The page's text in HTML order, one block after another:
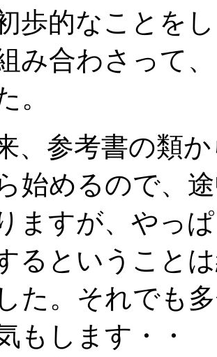
歩的なことを
み合わさって
。
、参考書の類
始めるので、
ますが、やっ
るということ
た。それでも
もします・・